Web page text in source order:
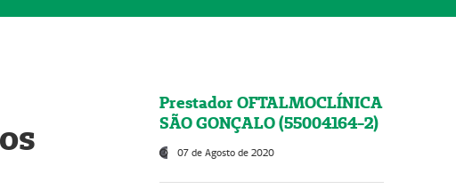
Prestador OFTALMOCLÍNICA
SÃO GONÇALO (55004164-2)
07 de Agosto de 2020